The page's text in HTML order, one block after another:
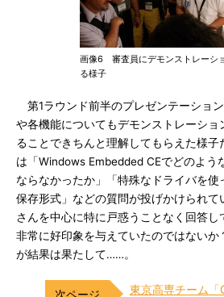
画像6 審査員にデモンストレーシ
る様子
第1ラウンド前半のプレゼンテーショ
や各機能についてもデモンストレーシ
ることできちんと理解してもらえた様子
は「Windows Embedded CEでどのよう
ならなかったか」「特殊なドライバを
保存形式」などの質問が投げかけられて
さんを中心に特に戸惑うことなく回答し
非常に好印象を与えていたのではないか
が結果は果たして……。
東京高専チーム「